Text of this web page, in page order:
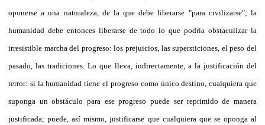
oponerse a una naturaleza, de la que debe liberarse "para civilizarse"; la
humanidad debe entonces liberarse de todo lo que podría obstaculizar la
irresistible marcha del progreso: los prejuicios, las supersticiones, el peso del
pasado, las tradiciones. Lo que lleva, indirectamente, a la justificación del
terror: si la humanidad tiene el progreso como único destino, cualquiera que
suponga un obstáculo para ese progreso puede ser reprimido de manera
justificada; puede, así mismo, justificarse que cualquiera que se oponga al